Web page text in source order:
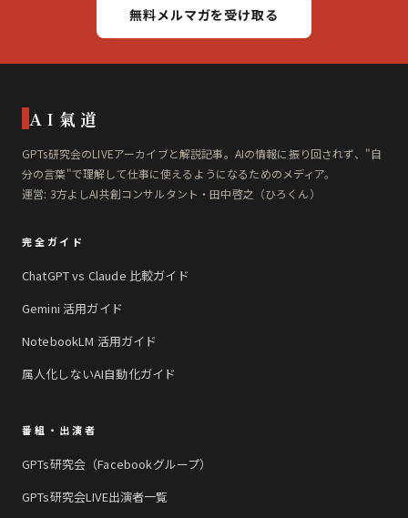
無料メルマガを受け取る
AI氣道
GPTs研究会のLIVEアーカイブと解説記事。AIの情報に振り回されず、"自
分の言葉"で理解して仕事に使えるようになるためのメディア。
運営: 3方よしAI共創コンサルタント・田中啓之（ひろくん）
完全ガイド
ChatGPT vs Claude 比較ガイド
Gemini 活用ガイド
NotebookLM 活用ガイド
属人化しないAI自動化ガイド
番組・出演者
GPTs研究会（Facebookグループ）
GPTs研究会LIVE出演者一覧